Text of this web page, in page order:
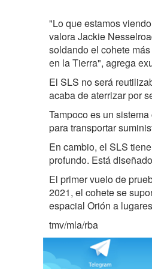
"Lo que estamos
valora Jackie
soldando el cohete
en la Tierra", agrega
El SLS no será
acaba de aterrizar por
Tampoco es un sistema
para transportar
En cambio, el SLS
profundo. Está
El primer vuelo de
2021, el cohete se
espacial Orión a
tmv/mla/rba